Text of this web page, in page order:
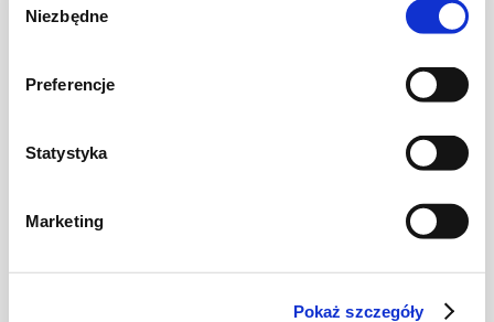
zgody
Niezbędne
Preferencje
Statystyka
Marketing
Pokaż szczegóły
CIASTA I TORTY
frużeliną